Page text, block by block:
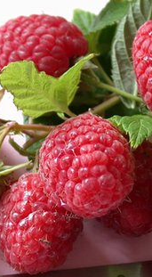
обратный звонок